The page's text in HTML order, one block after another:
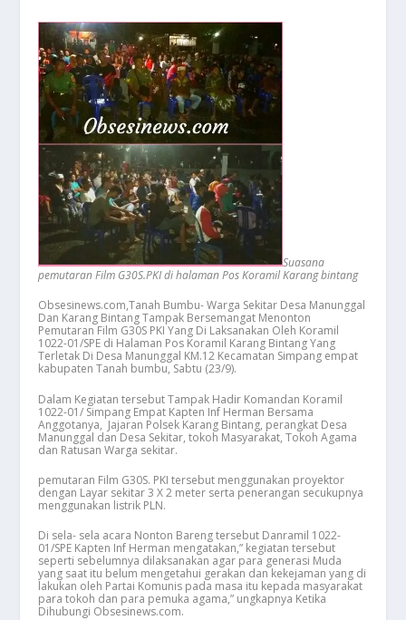
Suasana
pemutaran Film G30S.PKI di halaman Pos Koramil Karang bintang
Obsesinews.com,Tanah Bumbu- Warga Sekitar Desa Manunggal
Dan Karang Bintang Tampak Bersemangat Menonton
Pemutaran Film G30S PKI Yang Di Laksanakan Oleh Koramil
1022-01/SPE di Halaman Pos Koramil Karang Bintang Yang
Terletak Di Desa Manunggal KM.12 Kecamatan Simpang empat
kabupaten Tanah bumbu, Sabtu (23/9).
Dalam Kegiatan tersebut Tampak Hadir Komandan Koramil
1022-01/ Simpang Empat Kapten Inf Herman Bersama
Anggotanya, Jajaran Polsek Karang Bintang, perangkat Desa
Manunggal dan Desa Sekitar, tokoh Masyarakat, Tokoh Agama
dan Ratusan Warga sekitar.
pemutaran Film G30S. PKI tersebut menggunakan proyektor
dengan Layar sekitar 3 X 2 meter serta penerangan secukupnya
menggunakan listrik PLN.
Di sela- sela acara Nonton Bareng tersebut Danramil 1022-
01/SPE Kapten Inf Herman mengatakan,” kegiatan tersebut
seperti sebelumnya dilaksanakan agar para generasi Muda
yang saat itu belum mengetahui gerakan dan kekejaman yang di
lakukan oleh Partai Komunis pada masa itu kepada masyarakat
para tokoh dan para pemuka agama,” ungkapnya Ketika
Dihubungi Obsesinews.com.